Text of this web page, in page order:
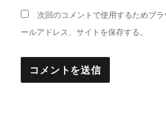
次回のコメントで使用するためブ
ールアドレス、サイトを保存する。